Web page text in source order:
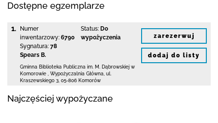
Dostępne egzemplarze
1.
Numer
inwentarzowy: 6790
Sygnatura: 78
Spears B.
Status: Do
wypożyczenia
Gminna Biblioteka Publiczna im. M. Dąbrowskiej w
Komorowie
Wypożyczalnia Główna, ul.
Kraszewskiego 3 05-806 Komorów
zarezerwuj
dodaj do listy
Najczęściej wypożyczane